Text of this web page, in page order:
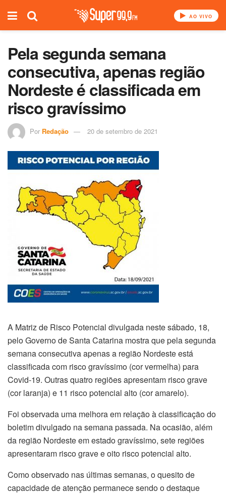
AO VIVO
Pela segunda semana
consecutiva, apenas região
Nordeste é classificada em
risco gravíssimo
Por Redação 20 de setembro de 2021
A Matriz de Risco Potencial divulgada neste sábado, 18,
pelo Governo de Santa Catarina mostra que pela segunda
semana consecutiva apenas a região Nordeste está
classificada com risco gravíssimo (cor vermelha) para
Covid-19. Outras quatro regiões apresentam risco grave
(cor laranja) e 11 risco potencial alto (cor amarelo).
Foi observada uma melhora em relação à classificação do
boletim divulgado na semana passada. Na ocasião, além
da região Nordeste em estado gravíssimo, sete regiões
apresentaram risco grave e oito risco potencial alto.
Como observado nas últimas semanas, o quesito de
capacidade de atenção permanece sendo o destaque